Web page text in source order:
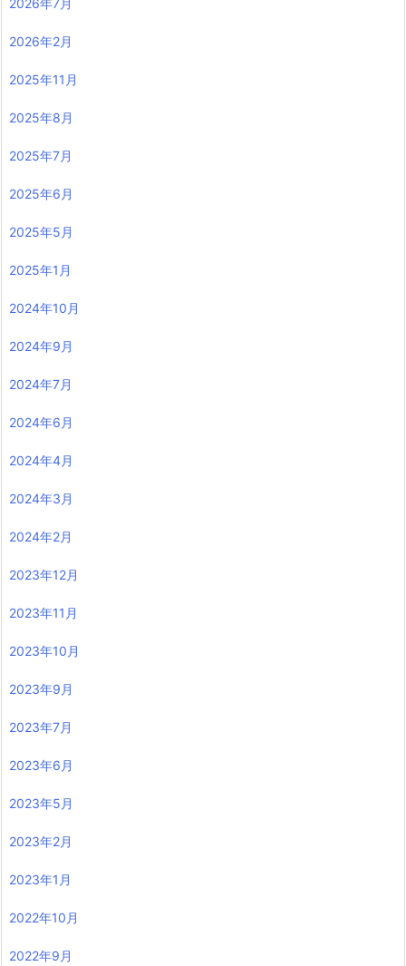
2026年7月
2026年2月
2025年11月
2025年8月
2025年7月
2025年6月
2025年5月
2025年1月
2024年10月
2024年9月
2024年7月
2024年6月
2024年4月
2024年3月
2024年2月
2023年12月
2023年11月
2023年10月
2023年9月
2023年7月
2023年6月
2023年5月
2023年2月
2023年1月
2022年10月
2022年9月